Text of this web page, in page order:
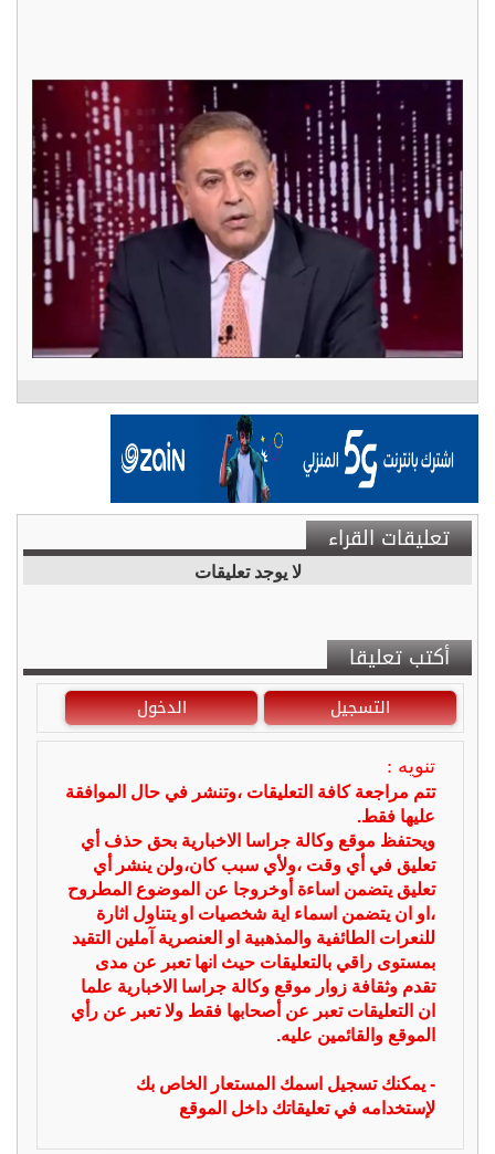
تعليقات القراء
لا يوجد تعليقات
أكتب تعليقا
التسجيل الدخول
تنويه :
تتم مراجعة كافة التعليقات ،وتنشر في حال الموافقة
عليها فقط.
ويحتفظ موقع وكالة جراسا الاخبارية بحق حذف أي
تعليق في أي وقت ،ولأي سبب كان،ولن ينشر أي
تعليق يتضمن اساءة أوخروجا عن الموضوع المطروح
،او ان يتضمن اسماء اية شخصيات او يتناول اثارة
للنعرات الطائفية والمذهبية او العنصرية آملين التقيد
بمستوى راقي بالتعليقات حيث انها تعبر عن مدى
تقدم وثقافة زوار موقع وكالة جراسا الاخبارية علما
ان التعليقات تعبر عن أصحابها فقط ولا تعبر عن رأي
الموقع والقائمين عليه.
- يمكنك تسجيل اسمك المستعار الخاص بك
لإستخدامه في تعليقاتك داخل الموقع